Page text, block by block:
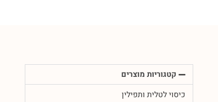
קטגוריות מוצרים
כיסוי לטלית ותפילין